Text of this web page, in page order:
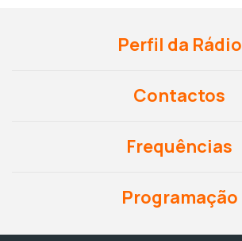
Perfil da Rádio
Contactos
Frequências
Programação